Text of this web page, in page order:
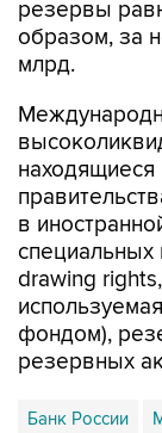
резервы
образом, за
млрд.
находящиеся
в
специальных
drawing
фондом),
резервных
Банк России